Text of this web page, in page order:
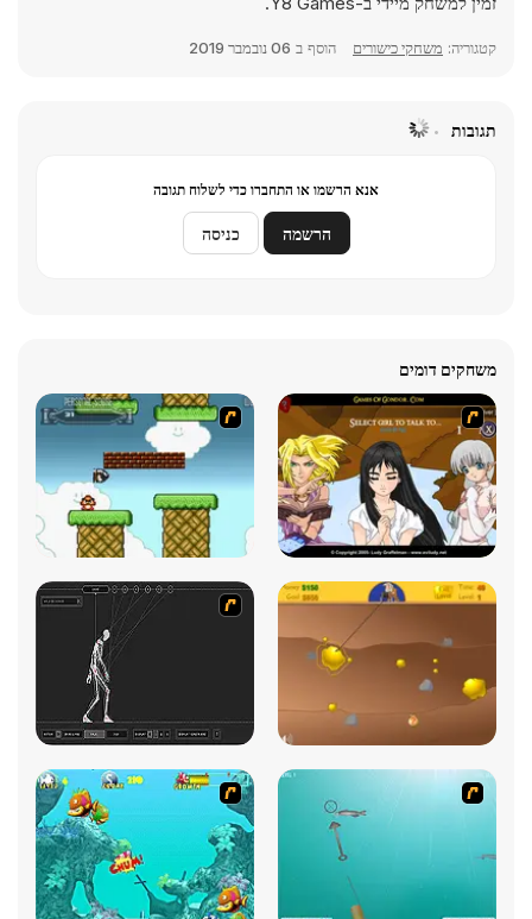
קטגוריה: משחקי כישורים הוסף ב 06 נובמבר 2019
תגובות
אנא הרשמו או התחברו כדי לשלוח תגובה
הרשמה כניסה
משחקים דומים